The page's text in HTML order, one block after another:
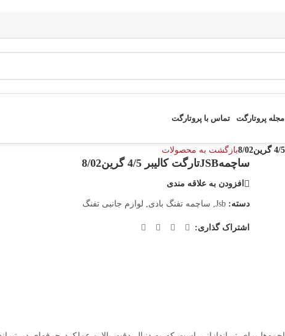
مجله پروتارگت تماس با پروتارگت
بازگشت به محصولات
ساچمهJSBتارگت کالیبر 4/5 گرین8/02
افزودن به علاقه مندی
دسته: Jsb
, ساچمه تفنگ بادی, لوازم جانبی تفنگ
اشتراک گذاری: